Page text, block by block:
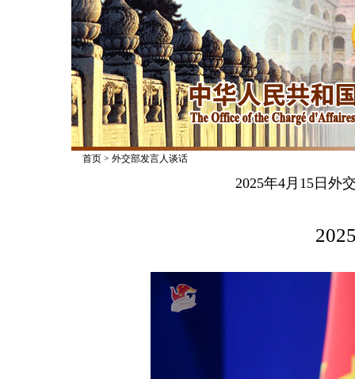
首页> 外交部发言人谈话
2025年4月15日外